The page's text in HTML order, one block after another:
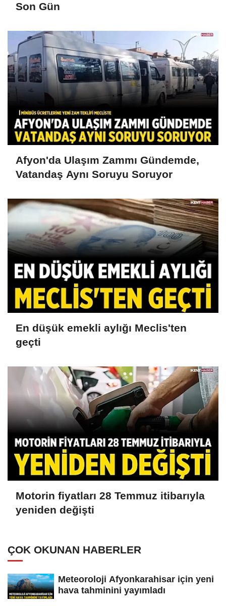
Son Gün
Afyon'da Ulaşım Zammı Gündemde,
Vatandaş Aynı Soruyu Soruyor
En düşük emekli aylığı Meclis'ten
geçti
Motorin fiyatları 28 Temmuz itibarıyla
yeniden değişti
ÇOK OKUNAN HABERLER
Meteoroloji Afyonkarahisar için yeni
hava tahminini yayımladı